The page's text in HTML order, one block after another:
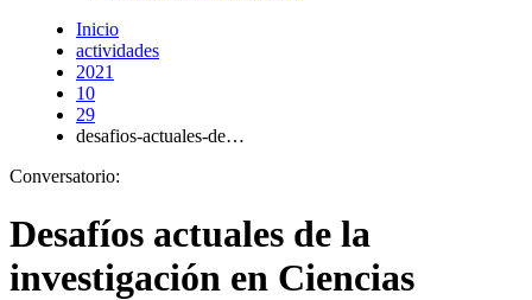
Inicio
actividades
2021
10
29
desafios-actuales-de…
Conversatorio:
Desafíos actuales de la
investigación en Ciencias